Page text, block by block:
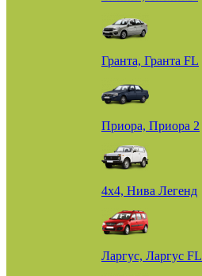
Гранта, Гранта FL
Приора, Приора 2
4х4, Нива Легенд
Ларгус, Ларгус FL